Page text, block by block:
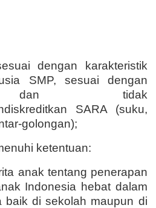
dengan karakteristik
SMP, sesuai dengan
dan tidak
SARA (suku,
golongan);
ketentuan:
anak tentang penerapan
Indonesia hebat dalam
baik di sekolah maupun di